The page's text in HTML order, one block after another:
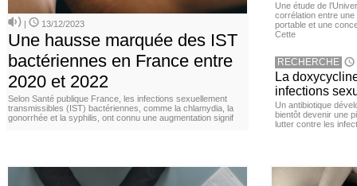
| 13/12/2023
Une hausse marquée des IST
bactériennes en France entre
2020 et 2022
Selon Santé publique France, les infections sexuellement
transmissibles (IST) bactériennes, comme la chlamydia, la
gonorrhée et la syphilis, ont connu une augmentation signif
Une étude de
corrélation entre une
portable et une
Cette
RECHERCHE
La
infections
Un antibiotique
bientôt devenir une
lutter contre les